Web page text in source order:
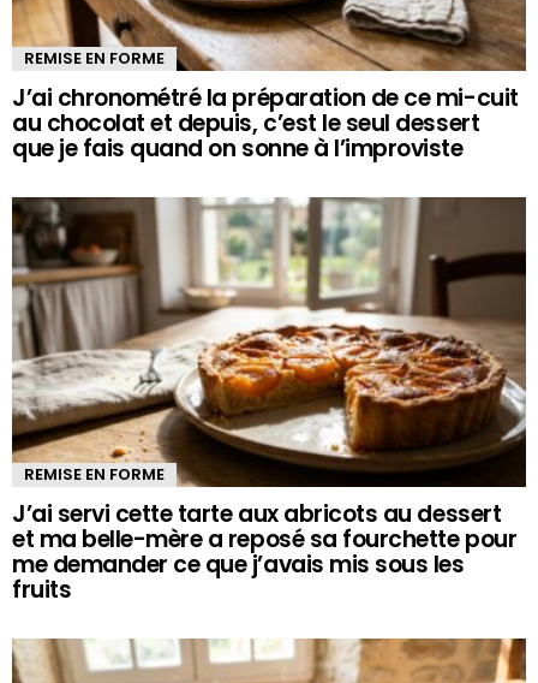
REMISE EN FORME
J’ai chronométré la préparation de ce mi-cuit
au chocolat et depuis, c’est le seul dessert
que je fais quand on sonne à l’improviste
REMISE EN FORME
J’ai servi cette tarte aux abricots au dessert
et ma belle-mère a reposé sa fourchette pour
me demander ce que j’avais mis sous les
fruits